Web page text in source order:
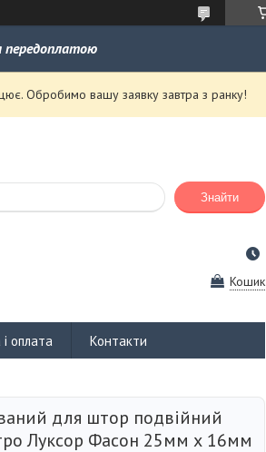
передоплатою
Обробимо вашу заявку завтра з ранку!
Знайти
Кошик
оплата Контакти
для штор подвійний
Луксор Фасон 25мм х 16мм